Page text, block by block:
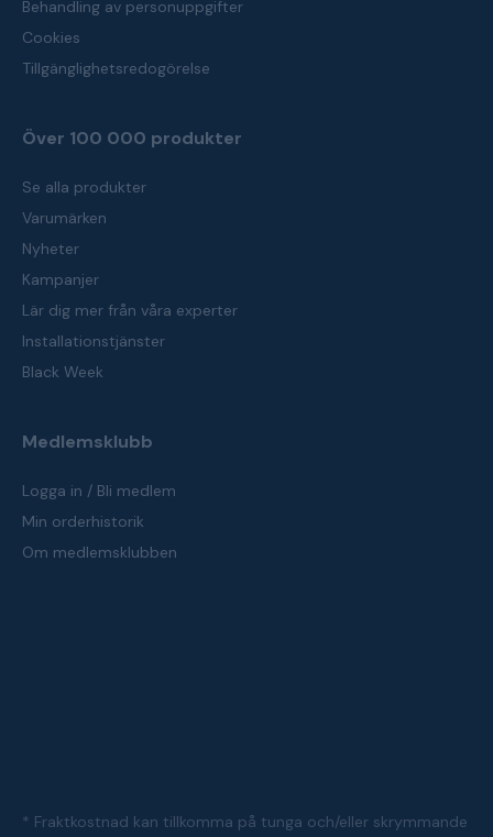
Behandling av personuppgifter
Cookies
Tillgänglighetsredogörelse
Över 100 000 produkter
Se alla produkter
Varumärken
Nyheter
Kampanjer
Lär dig mer från våra experter
Installationstjänster
Black Week
Medlemsklubb
Logga in / Bli medlem
Min orderhistorik
Om medlemsklubben
* Fraktkostnad kan tillkomma på tunga och/eller skrymmande